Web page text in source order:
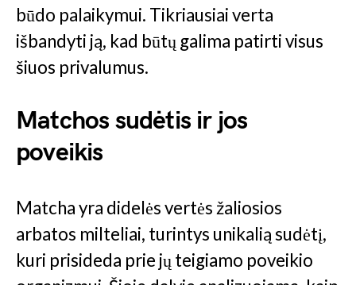
būdo palaikymui. Tikriausiai verta
išbandyti ją, kad būtų galima patirti visus
šiuos privalumus.
Matchos sudėtis ir jos
poveikis
Matcha yra didelės vertės žaliosios
arbatos milteliai, turintys unikalią sudėtį,
kuri prisideda prie jų teigiamo poveikio